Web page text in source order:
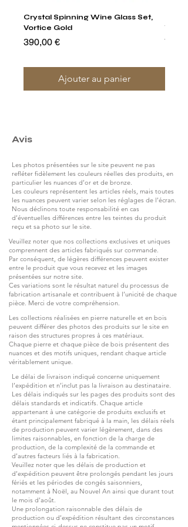
Crystal Spinning Wine Glass Set,
Vortice Gold
Prix
390,00 €
Ajouter au panier
Prix
Avis
Les photos présentées sur le site peuvent ne pas
refléter fidèlement les couleurs réelles des produits, en
particulier les nuances d’or et de bronze.
Les couleurs représentent les articles réels, mais toutes
les nuances peuvent varier selon les réglages de l’écran.
Nous déclinons toute responsabilité en cas
d’éventuelles différences entre les teintes du produit
reçu et sa photo sur le site.
Veuillez noter que nos collections exclusives et uniques
comprennent des articles fabriqués sur commande.
Par conséquent, de légères différences peuvent exister
entre le produit que vous recevez et les images
présentées sur notre site.
Ces variations sont le résultat naturel du processus de
fabrication artisanale et contribuent à l’unicité de chaque
pièce. Merci de votre compréhension.
Les collections réalisées en pierre naturelle et en bois
peuvent différer des photos des produits sur le site en
raison des structures propres à ces matériaux.
Chaque pierre et chaque pièce de bois présentent des
nuances et des motifs uniques, rendant chaque article
véritablement unique.
Le délai de livraison indiqué concerne uniquement
l’expédition et n’inclut pas la livraison au destinataire.
Les délais indiqués sur les pages des produits sont des
délais standards et indicatifs. Chaque article
appartenant à une catégorie de produits exclusifs et
étant principalement fabriqué à la main, les délais réels
de production peuvent varier légèrement, dans des
limites raisonnables, en fonction de la charge de
production, de la complexité de la commande et
d’autres facteurs liés à la fabrication.
Veuillez noter que les délais de production et
d’expédition peuvent être prolongés pendant les jours
fériés et les périodes de congés saisonniers,
notamment à Noël, au Nouvel An ainsi que durant tout
le mois d’août.
Une prolongation raisonnable des délais de
production ou d’expédition résultant des circonstances